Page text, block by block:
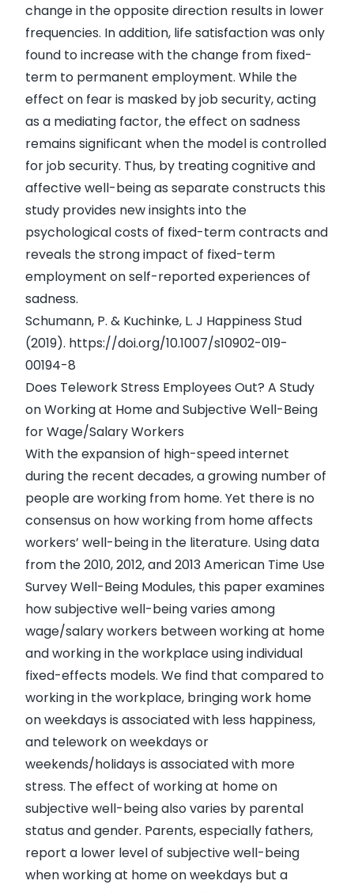
change in the opposite direction results in lower
frequencies. In addition, life satisfaction was only
found to increase with the change from fixed-
term to permanent employment. While the
effect on fear is masked by job security, acting
as a mediating factor, the effect on sadness
remains significant when the model is controlled
for job security. Thus, by treating cognitive and
affective well-being as separate constructs this
study provides new insights into the
psychological costs of fixed-term contracts and
reveals the strong impact of fixed-term
employment on self-reported experiences of
sadness.
Schumann, P. & Kuchinke, L. J Happiness Stud
(2019). https://doi.org/10.1007/s10902-019-
00194-8
Does Telework Stress Employees Out? A Study
on Working at Home and Subjective Well-Being
for Wage/Salary Workers
With the expansion of high-speed internet
during the recent decades, a growing number of
people are working from home. Yet there is no
consensus on how working from home affects
workers’ well-being in the literature. Using data
from the 2010, 2012, and 2013 American Time Use
Survey Well-Being Modules, this paper examines
how subjective well-being varies among
wage/salary workers between working at home
and working in the workplace using individual
fixed-effects models. We find that compared to
working in the workplace, bringing work home
on weekdays is associated with less happiness,
and telework on weekdays or
weekends/holidays is associated with more
stress. The effect of working at home on
subjective well-being also varies by parental
status and gender. Parents, especially fathers,
report a lower level of subjective well-being
when working at home on weekdays but a